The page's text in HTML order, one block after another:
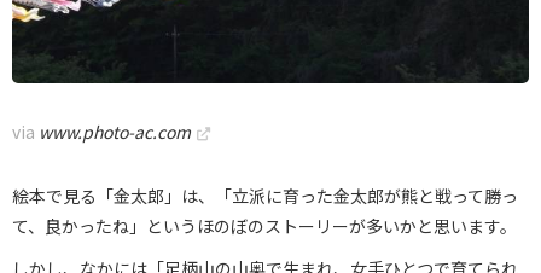
via www.photo-ac.com
絵本で見る「金太郎」は、「立派に育った金太郎が熊と戦って勝っ
て、良かったね」というほのぼのストーリーが多いかと思います。